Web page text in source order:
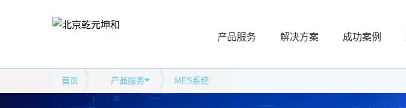
产品服务 解决方案 成功案例
首页 产品服务 MES系统